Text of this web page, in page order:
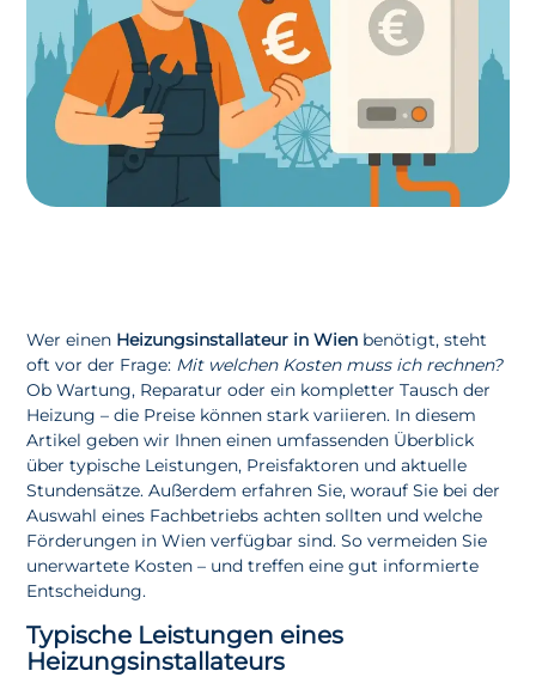
Wer einen Heizungsinstallateur in Wien benötigt, steht
oft vor der Frage: Mit welchen Kosten muss ich rechnen?
Ob Wartung, Reparatur oder ein kompletter Tausch der
Heizung – die Preise können stark variieren. In diesem
Artikel geben wir Ihnen einen umfassenden Überblick
über typische Leistungen, Preisfaktoren und aktuelle
Stundensätze. Außerdem erfahren Sie, worauf Sie bei der
Auswahl eines Fachbetriebs achten sollten und welche
Förderungen in Wien verfügbar sind. So vermeiden Sie
unerwartete Kosten – und treffen eine gut informierte
Entscheidung.
Typische Leistungen eines
Heizungsinstallateurs